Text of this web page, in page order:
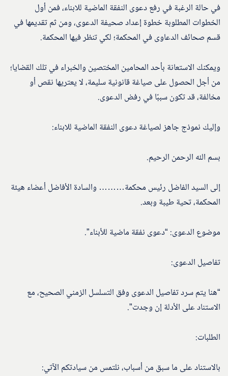
في حالة الرغبة في رفع دعوى النفقة الماضية للابناء، فمن أول
الخطوات المطلوبة خطوة إعداد صحيفة الدعوى، ومن ثم تقديمها في
قسم صحائف الدعاوى في المحكمة؛ لكي تنظر فيها المحكمة.
ويمكنك الاستعانة بأحد المحامين المختصين والخبراء في تلك القضايا؛
من أجل الحصول على صياغة قانونية سليمة، لا يعتريها نقص أو
مخالفة، قد تكون سببًا في رفض الدعوى.
وإليك نموذج جاهز لصياغة دعوى النفقة الماضية للابناء:
بسم الله الرحمن الرحيم.
إلى السيد الفاضل رئيس محكمة……… والسادة الأفاضل أعضاء هيئة
المحكمة، تحية طيبة وبعد.
موضوع الدعوى: “دعوى نفقة ماضية للأبناء”.
تفاصيل الدعوى:
“هنا يتم سرد تفاصيل الدعوى وفق التسلسل الزمني الصحيح، مع
الاستناد على الأدلة إن وجدت”.
الطلبات:
بالاستناد على ما سبق من أسباب، نلتمس من سيادتكم الآتي: